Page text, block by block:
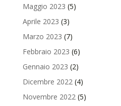
Maggio 2023 (5)
Aprile 2023 (3)
Marzo 2023 (7)
Febbraio 2023 (6)
Gennaio 2023 (2)
Dicembre 2022 (4)
Novembre 2022 (5)